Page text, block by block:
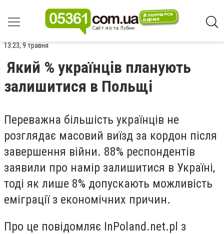
13:23, 9 травня
Який % українців планують
залишитися в Польщі
Переважна більшість українців не
розглядає масовий виїзд за кордон після
завершення війни. 88% респондентів
заявили про намір залишитися в Україні,
тоді як лише 8% допускають можливість
еміграції з економічних причин.
Про це повідомляє InPoland.net.pl з